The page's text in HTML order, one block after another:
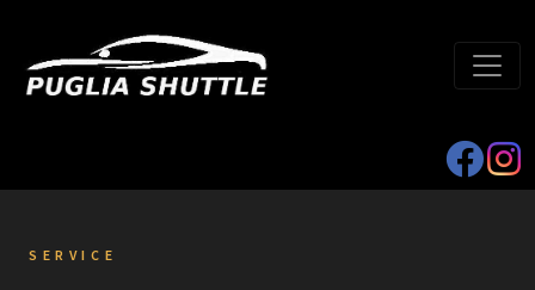
SERVICE